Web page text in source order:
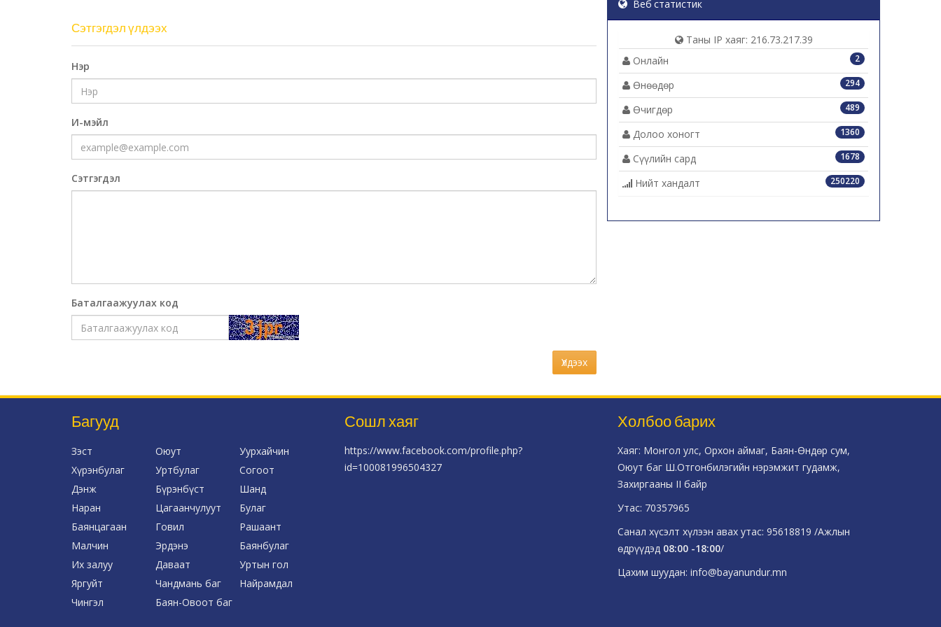
Сэтгэгдэл үлдээх
Нэр
И-мэйл
Сэтгэгдэл
Баталгаажуулах код
Үлдээх
Веб статистик
Таны IP хаяг: 216.73.217.39
2
Онлайн
294
Өнөөдөр
489
Өчигдөр
1360
Долоо хоногт
1678
Сүүлийн сард
250220
Нийт хандалт
Багууд
Зэст Оюут
Уурхайчин
Хүрэнбулаг
Уртбулаг
Согоот
Дэнж
Бүрэнбүст
Шанд
Наран
Цагаанчулуут
Булаг
Баянцагаан
Говил
Рашаант
Малчин
Эрдэнэ
Баянбулаг
Их залуу
Даваат
Уртын гол
Яргуйт
Чандмань баг
Найрамдал
Чингэл
Баян-Овоот баг
Сошл хаяг
https://www.facebook.com/profile.php?
id=100081996504327
Холбоо барих
Хаяг: Монгол улс, Орхон аймаг, Баян-Өндөр сум,
Оюут баг Ш.Отгонбилэгийн нэрэмжит гудамж,
Захиргааны II байр
Утас: 70357965
Санал хүсэлт хүлээн авах утас: 95618819 /Ажлын
өдрүүдэд 08:00 -18:00/
Цахим шуудан: info@bayanundur.mn